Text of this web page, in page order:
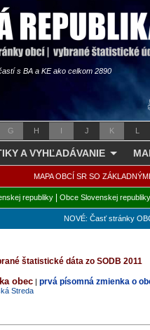
s BA a KE ako celkom 2890
G H I J K L
A VYHĽADÁVANIE
MAPA OBCÍ SR SO
republiky| Obce Slovenskej republiky
NOVÉ: Časť stránky
štatistické dáta zo SODB 2011
obec | prvá písomná zmienka o
Streda